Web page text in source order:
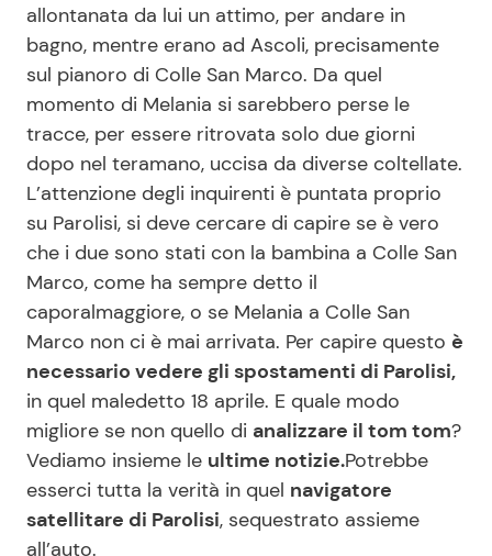
Info
Chi siamo
Disclaimer e Privacy
Redazione
Contattaci
Pubblicità
allontanata da lui un attimo, per andare in
bagno, mentre erano ad Ascoli, precisamente
sul pianoro di Colle San Marco. Da quel
momento di Melania si sarebbero perse le
tracce, per essere ritrovata solo due giorni
dopo nel teramano, uccisa da diverse coltellate.
L’attenzione degli inquirenti è puntata proprio
su Parolisi, si deve cercare di capire se è vero
che i due sono stati con la bambina a Colle San
Marco, come ha sempre detto il
caporalmaggiore, o se Melania a Colle San
Marco non ci è mai arrivata. Per capire questo è
necessario vedere gli spostamenti di Parolisi,
in quel maledetto 18 aprile. E quale modo
migliore se non quello di analizzare il tom tom?
Vediamo insieme le ultime notizie.Potrebbe
esserci tutta la verità in quel navigatore
satellitare di Parolisi, sequestrato assieme
all’auto.